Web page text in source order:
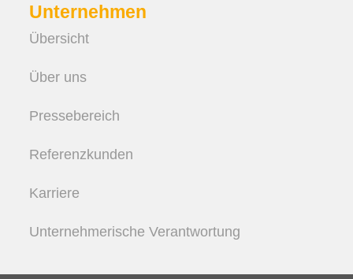
Unternehmen
Übersicht
Über uns
Pressebereich
Referenzkunden
Karriere
Unternehmerische Verantwortung